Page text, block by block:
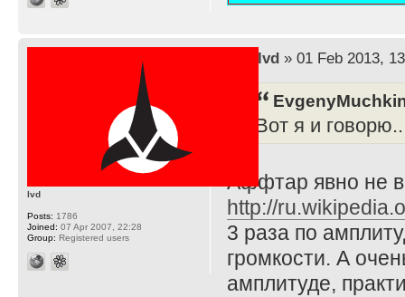
lvd» 01 Feb 2013,
Вот я и
Аффтар явно не в
http://
3 раза по
громкости. А
амплитуде,
lvd
Posts: 1786
Joined: 07 Apr 2007, 22:28
Group: Registered users